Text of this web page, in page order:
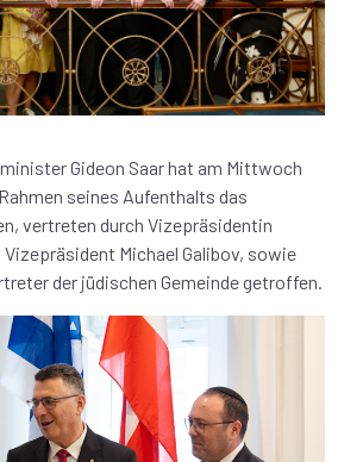
Gideon Saar hat am Mittwoch
seines Aufenthalts das
vertreten durch Vizepräsidentin
Michael Galibov, sowie
der jüdischen Gemeinde getroffen.